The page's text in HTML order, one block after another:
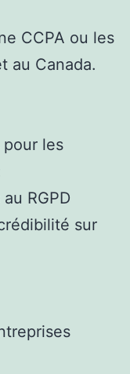
CCPA ou les
au Canada.
les
RGPD
sur